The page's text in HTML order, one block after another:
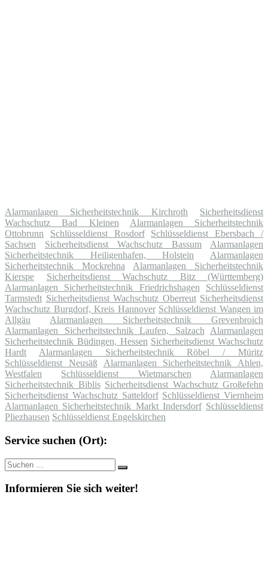
Alarmanlagen Sicherheitstechnik Kirchroth
Sicherheitsdienst
Wachschutz Bad Kleinen
Alarmanlagen Sicherheitstechnik
Ottobrunn
Schlüsseldienst Rosdorf
Schlüsseldienst Ebersbach /
Sachsen
Sicherheitsdienst Wachschutz Bassum
Alarmanlagen
Sicherheitstechnik Heiligenhafen, Holstein
Alarmanlagen
Sicherheitstechnik Mockrehna
Alarmanlagen Sicherheitstechnik
Kierspe
Sicherheitsdienst Wachschutz Bitz (Württemberg)
Alarmanlagen Sicherheitstechnik Friedrichshagen
Schlüsseldienst
Tarmstedt Sicherheitsdienst Wachschutz Oberreut Sicherheitsdienst
Wachschutz Burgdorf, Kreis Hannover Schlüsseldienst Wangen im
Allgäu
Alarmanlagen Sicherheitstechnik Grevenbroich
Alarmanlagen Sicherheitstechnik Laufen, Salzach
Alarmanlagen
Sicherheitstechnik Büdingen, Hessen Sicherheitsdienst Wachschutz
Hardt
Alarmanlagen Sicherheitstechnik Röbel / Müritz
Schlüsseldienst Neusäß
Alarmanlagen Sicherheitstechnik Ahlen,
Westfalen
Schlüsseldienst Wietmarschen
Alarmanlagen
Sicherheitstechnik Biblis Sicherheitsdienst Wachschutz Großefehn
Sicherheitsdienst Wachschutz Satteldorf Schlüsseldienst Viernheim
Alarmanlagen Sicherheitstechnik Markt Indersdorf Schlüsseldienst
Pliezhausen Schlüsseldienst Engelskirchen
Service suchen (Ort):
Suche
nach:
Suchen
Informieren Sie sich weiter!